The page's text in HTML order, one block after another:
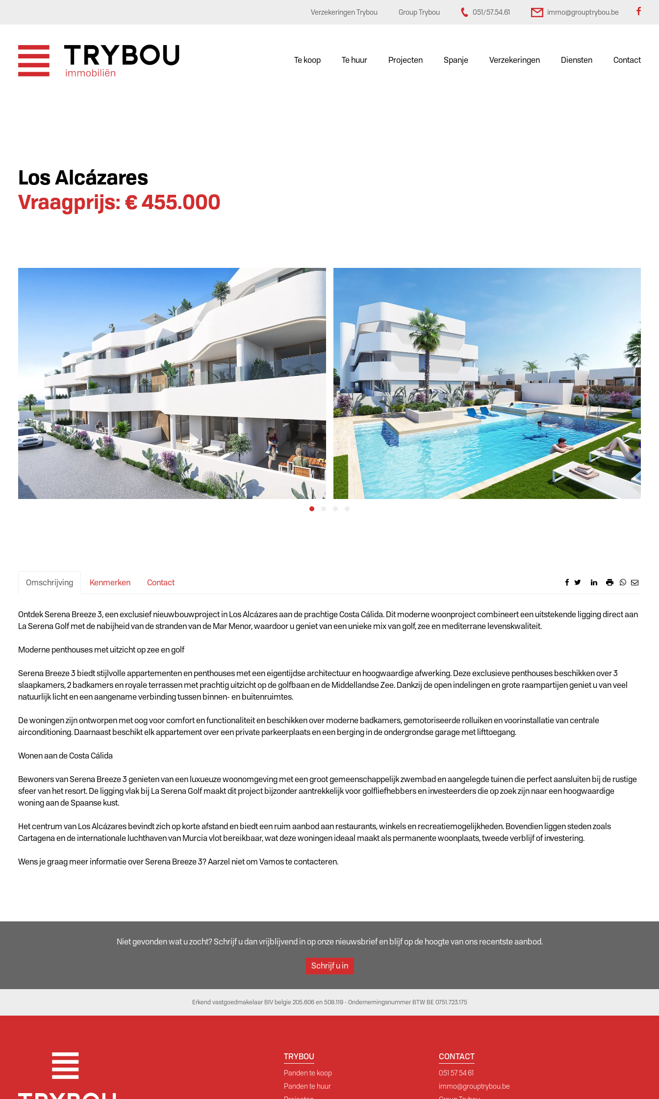
Verzekeringen Trybou Group Trybou 051/57.54.61 immo@grouptrybou.be
Te koop Te huur Projecten Spanje Verzekeringen Diensten Contact
Los Alcázares
Vraagprijs: € 455.000
Omschrijving Kenmerken Contact
Omschrijving
Ontdek Serena Breeze 3, een exclusief nieuwbouwproject in Los Alcázares aan de prachtige Costa Cálida. Dit moderne woonproject combineert een uitstekende ligging direct aan
La Serena Golf met de nabijheid van de stranden van de Mar Menor, waardoor u geniet van een unieke mix van golf, zee en mediterrane levenskwaliteit.
Moderne penthouses met uitzicht op zee en golf
Serena Breeze 3 biedt stijlvolle appartementen en penthouses met een eigentijdse architectuur en hoogwaardige afwerking. Deze exclusieve penthouses beschikken over 3
slaapkamers, 2 badkamers en royale terrassen met prachtig uitzicht op de golfbaan en de Middellandse Zee. Dankzij de open indelingen en grote raampartijen geniet u van veel
natuurlijk licht en een aangename verbinding tussen binnen- en buitenruimtes.
De woningen zijn ontworpen met oog voor comfort en functionaliteit en beschikken over moderne badkamers, gemotoriseerde rolluiken en voorinstallatie van centrale
airconditioning. Daarnaast beschikt elk appartement over een private parkeerplaats en een berging in de ondergrondse garage met lifttoegang.
Wonen aan de Costa Cálida
Bewoners van Serena Breeze 3 genieten van een luxueuze woonomgeving met een groot gemeenschappelijk zwembad en aangelegde tuinen die perfect aansluiten bij de rustige
sfeer van het resort. De ligging vlak bij La Serena Golf maakt dit project bijzonder aantrekkelijk voor golfliefhebbers en investeerders die op zoek zijn naar een hoogwaardige
woning aan de Spaanse kust.
Het centrum van Los Alcázares bevindt zich op korte afstand en biedt een ruim aanbod aan restaurants, winkels en recreatiemogelijkheden. Bovendien liggen steden zoals
Cartagena en de internationale luchthaven van Murcia vlot bereikbaar, wat deze woningen ideaal maakt als permanente woonplaats, tweede verblijf of investering.
Wens je graag meer informatie over Serena Breeze 3? Aarzel niet om Vamos te contacteren.
Niet gevonden wat u zocht? Schrijf u dan vrijblijvend in op onze nieuwsbrief en blijf op de hoogte van ons recentste aanbod.
Schrijf u in
Erkend vastgoedmakelaar BIV belgie 205.606 en 508.119 - Ondernemingsnummer BTW BE 0751.723.175
TRYBOU
Panden te koop
Panden te huur
CONTACT
051 57 54 61
immo@grouptrybou.be